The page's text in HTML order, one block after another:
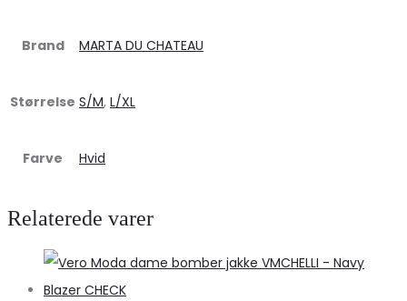
Brand MARTA DU CHATEAU
Størrelse S/M, L/XL
Farve Hvid
Relaterede varer